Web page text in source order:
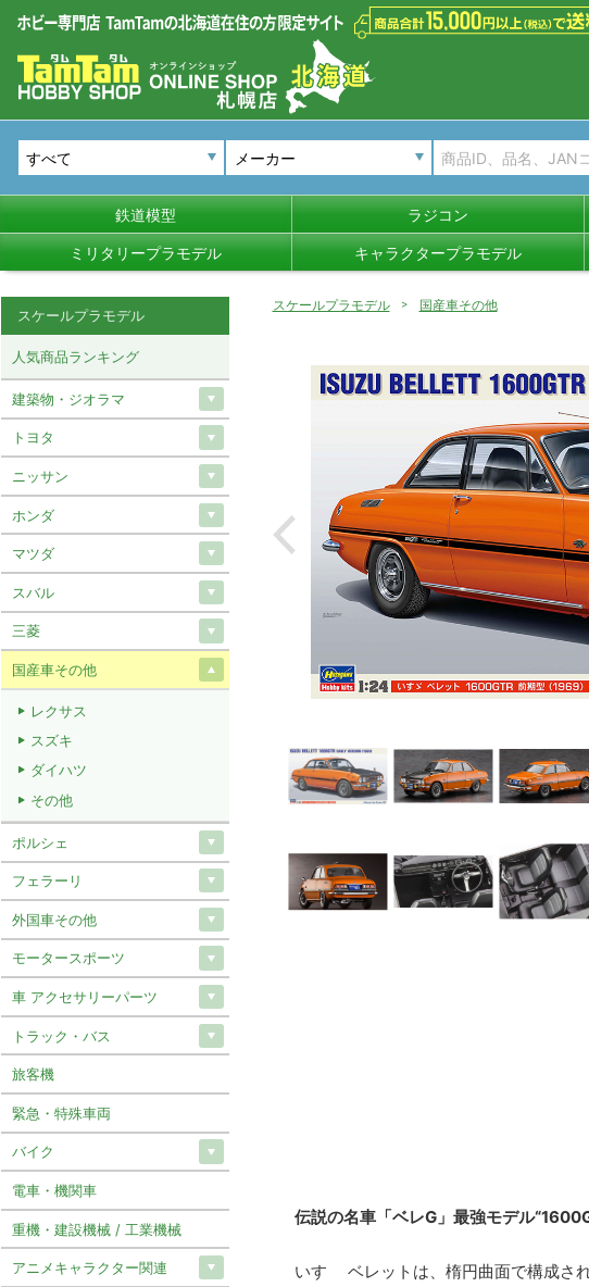
メーカー
鉄道模型 ラジコン
ミリタリープラモデル キャラクタープラモデル
スケールプラモデル 国産車その他
伝説の名車「ベレG」最強モデル
いすゞ ベレットは、楕円曲面で構成さ
スケールプラモデル
人気商品ランキング
建築物・ジオラマ
トヨタ
ニッサン
ホンダ
マツダ
スバル
三菱
国産車その他
レクサス
スズキ
ダイハツ
その他
ポルシェ
フェラーリ
外国車その他
モータースポーツ
車 アクセサリーパーツ
トラック・バス
旅客機
緊急・特殊車両
バイク
電車・機関車
重機・建設機械 / 工業機械
アニメキャラクター関連